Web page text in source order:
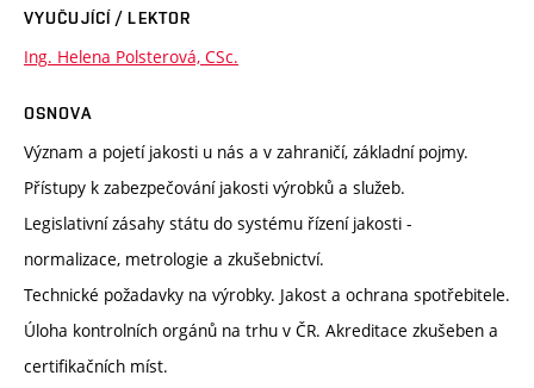
VYUČUJÍCÍ / LEKTOR
Ing. Helena Polsterová, CSc.
OSNOVA
Význam a pojetí jakosti u nás a v zahraničí, základní pojmy.
Přístupy k zabezpečování jakosti výrobků a služeb.
Legislativní zásahy státu do systému řízení jakosti -
normalizace, metrologie a zkušebnictví.
Technické požadavky na výrobky. Jakost a ochrana spotřebitele.
Úloha kontrolních orgánů na trhu v ČR. Akreditace zkušeben a
certifikačních míst.